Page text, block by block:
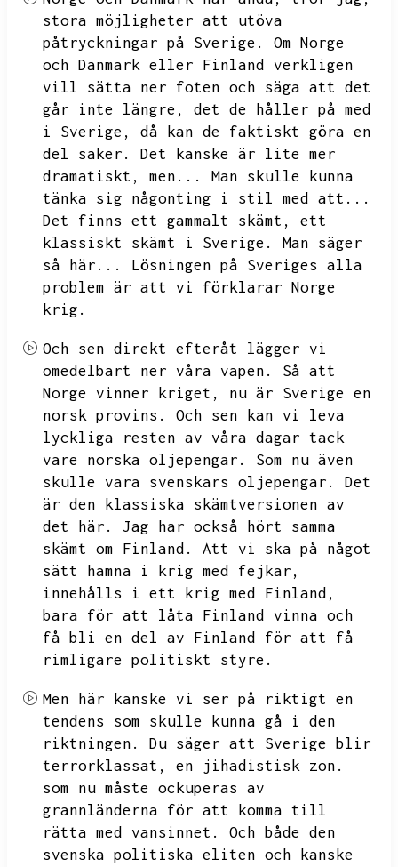
stora möjligheter att utöva
påtryckningar på Sverige.
Om Norge
och Danmark eller Finland verkligen
vill sätta ner foten och säga att det
går inte längre,
det de håller på med
i Sverige,
då kan de faktiskt göra en
del saker.
Det kanske är lite mer
dramatiskt,
men...
Man skulle kunna
tänka sig någonting i stil med att...
Det finns ett gammalt skämt,
ett
klassiskt skämt i Sverige.
Man säger
så här...
Lösningen på Sveriges alla
problem är att vi förklarar Norge
krig.
Och sen direkt efteråt lägger vi
omedelbart ner våra vapen.
Så att
Norge vinner kriget,
nu är Sverige en
norsk provins.
Och sen kan vi leva
lyckliga resten av våra dagar tack
vare norska oljepengar.
Som nu även
skulle vara svenskars oljepengar.
Det
är den klassiska skämtversionen av
det här.
Jag har också hört samma
skämt om Finland.
Att vi ska på något
sätt hamna i krig med fejkar,
innehålls i ett krig med Finland,
bara för att låta Finland vinna och
få bli en del av Finland för att få
rimligare politiskt styre.
Men här kanske vi ser på riktigt en
tendens som skulle kunna gå i den
riktningen.
Du säger att Sverige blir
terrorklassat,
en jihadistisk zon.
som nu måste ockuperas av
grannländerna för att komma till
rätta med vansinnet.
Och både den
svenska politiska eliten och kanske